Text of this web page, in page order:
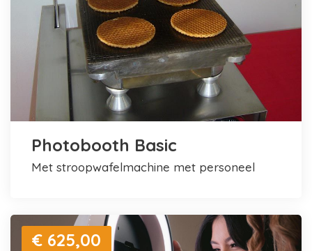
Photobooth Basic
met stroopwafelmachine met personeel
€ 625,00